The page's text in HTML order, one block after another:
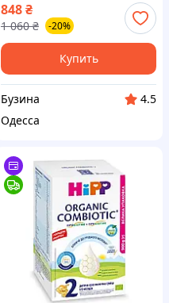
7613035351462 buzyna
848₴
1 060 ₴ -20%
Купить
Бузина
4.5
Одесса